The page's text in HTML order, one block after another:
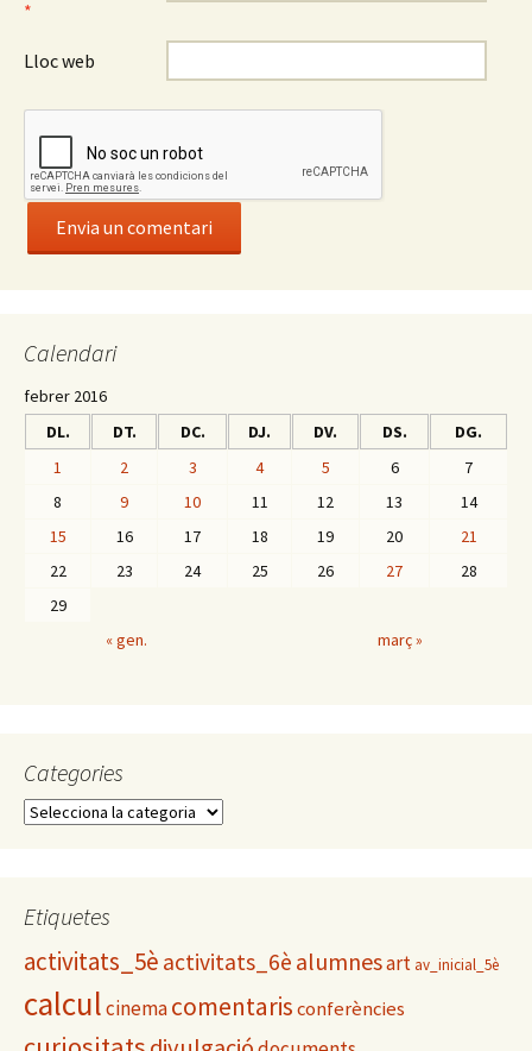
*
Lloc web
Calendari
febrer 2016
DL.
DT. DC. DJ. DV. DS. DG.
« gen. març »
1 2 3 4 5 6
7
8
9 10 11 12 13
14
15
16 17 18 19 20
21
22
23 24 25 26 27
28
29
Categories
C
g
r
e
Etiquetes
activitats_5è activitats_6è alumnesart av_inicial_5è
calculcinemacomentarisconferències